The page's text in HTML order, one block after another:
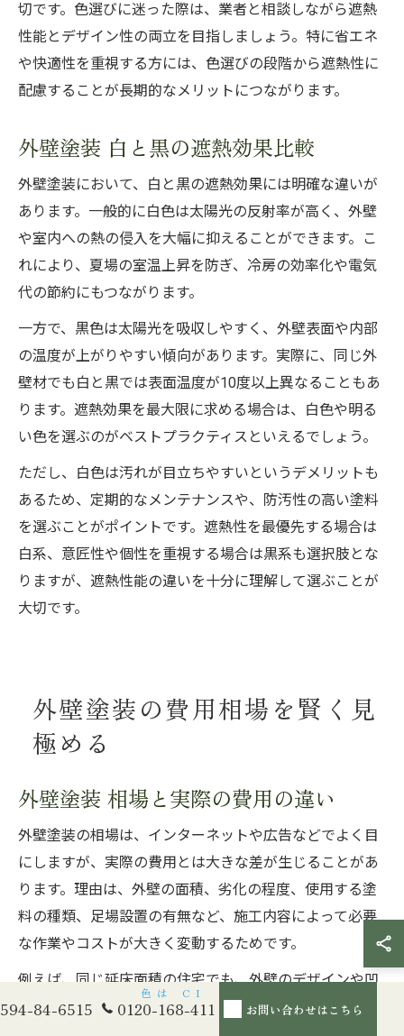
切です。色選びに迷った際は、業者と相談しながら遮熱
性能とデザイン性の両立を目指しましょう。特に省エネ
や快適性を重視する方には、色選びの段階から遮熱性に
配慮することが長期的なメリットにつながります。
外壁塗装 白と黒の遮熱効果比較
外壁塗装において、白と黒の遮熱効果には明確な違いが
あります。一般的に白色は太陽光の反射率が高く、外壁
や室内への熱の侵入を大幅に抑えることができます。こ
れにより、夏場の室温上昇を防ぎ、冷房の効率化や電気
代の節約にもつながります。
一方で、黒色は太陽光を吸収しやすく、外壁表面や内部
の温度が上がりやすい傾向があります。実際に、同じ外
壁材でも白と黒では表面温度が10度以上異なることもあ
ります。遮熱効果を最大限に求める場合は、白色や明る
い色を選ぶのがベストプラクティスといえるでしょう。
ただし、白色は汚れが目立ちやすいというデメリットも
あるため、定期的なメンテナンスや、防汚性の高い塗料
を選ぶことがポイントです。遮熱性を最優先する場合は
白系、意匠性や個性を重視する場合は黒系も選択肢とな
りますが、遮熱性能の違いを十分に理解して選ぶことが
大切です。
外壁塗装の費用相場を賢く見
極める
外壁塗装 相場と実際の費用の違い
外壁塗装の相場は、インターネットや広告などでよく目
にしますが、実際の費用とは大きな差が生じることがあ
ります。理由は、外壁の面積、劣化の程度、使用する塗
料の種類、足場設置の有無など、施工内容によって必要
な作業やコストが大きく変動するためです。
例えば、同じ延床面積の住宅でも、外壁のデザインや凹
凸、窓の数などによって、施工にかかる手間や塗料の量
84-6515 0120-168-411 お問い合わせはこちら